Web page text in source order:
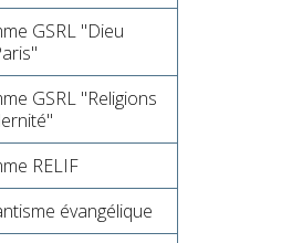
GSRL "Dieu
GSRL "Religions
RELIF
évangélique